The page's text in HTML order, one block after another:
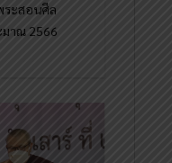
ระสอนศีล
มาณ 2566